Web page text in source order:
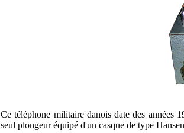
Ce téléphone militaire danois date des années
seul plongeur équipé d'un casque de type